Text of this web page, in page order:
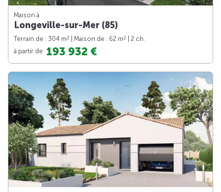
Maison à
Longeville-sur-Mer (85)
Terrain de : 304 m2 | Maison de : 62 m2
| 2 ch.
à partir de 193 932 €